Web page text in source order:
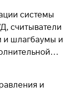
системы
, считыватели
и шлагбаумы и
и